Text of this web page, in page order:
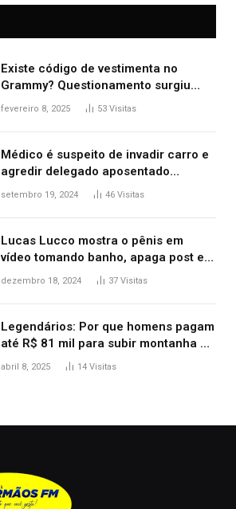
Existe código de vestimenta no
Grammy? Questionamento surgiu
após Bianca Censori, mulher de
fevereiro 8, 2025 53 Visitas
Médico é suspeito de invadir carro e
agredir delegado aposentado
durante confusão no trânsito
setembro 19, 2024 46 Visitas
Lucas Lucco mostra o pênis em
vídeo tomando banho, apaga post e
diz ‘foi mal’
dezembro 18, 2024 37 Visitas
Legendários: Por que homens pagam
até R$ 81 mil para subir montanha e
melhorar casamento?
abril 8, 2025 14 Visitas